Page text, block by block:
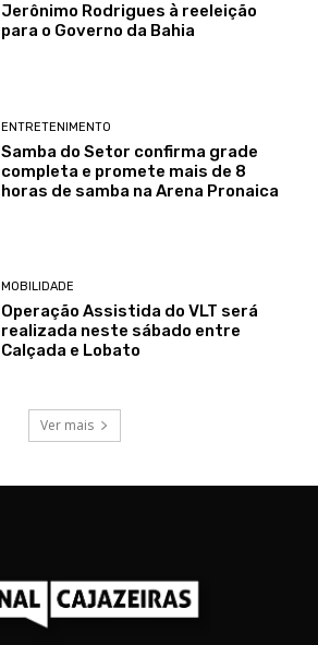
Jerônimo Rodrigues à reeleição
para o Governo da Bahia
ENTRETENIMENTO
Samba do Setor confirma grade
completa e promete mais de 8
horas de samba na Arena Pronaica
MOBILIDADE
Operação Assistida do VLT será
realizada neste sábado entre
Calçada e Lobato
Ver mais